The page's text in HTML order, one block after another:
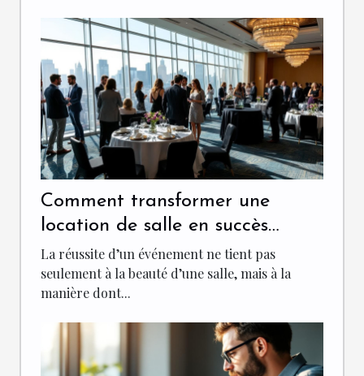
Comment transformer une
location de salle en succès
événementiel ?
La réussite d’un événement ne tient pas
seulement à la beauté d’une salle, mais à la
manière dont...